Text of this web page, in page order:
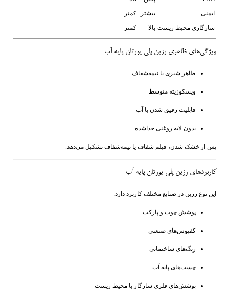
ایمنی
بیشتر
کمتر
سازگاری محیط زیست بالا کمتر
ویژگی‌های ظاهری رزین پلی یورتان پایه آب
ظاهر شیری یا نیمه‌شفاف
ویسکوزیته متوسط
قابلیت رقیق شدن با آب
بدون لایه روغنی جداشده
پس از خشک شدن، فیلم شفاف یا نیمه‌شفاف تشکیل می‌دهد.
کاربردهای رزین پلی یورتان پایه آب
این نوع رزین در صنایع مختلف کاربرد دارد:
پوشش چوب و پارکت
کفپوش‌های صنعتی
رنگ‌های ساختمانی
چسب‌های پایه آب
پوشش‌های فلزی سازگار با محیط زیست